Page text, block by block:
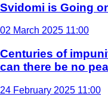
Svidomi is Going
02 March 2025 11:00
Centuries of
can there be no
24 February 2025 11:00